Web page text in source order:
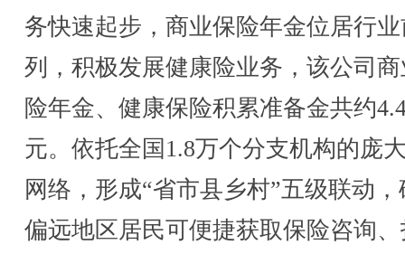
务快速起步，商业保险年金位居行
列，积极发展健康险业务，该公司
险年金、健康保险积累准备金共约
元。依托全国1.8万个分支机构的庞
网络，形成“省市县乡村”五级联动
偏远地区居民可便捷获取保险咨询